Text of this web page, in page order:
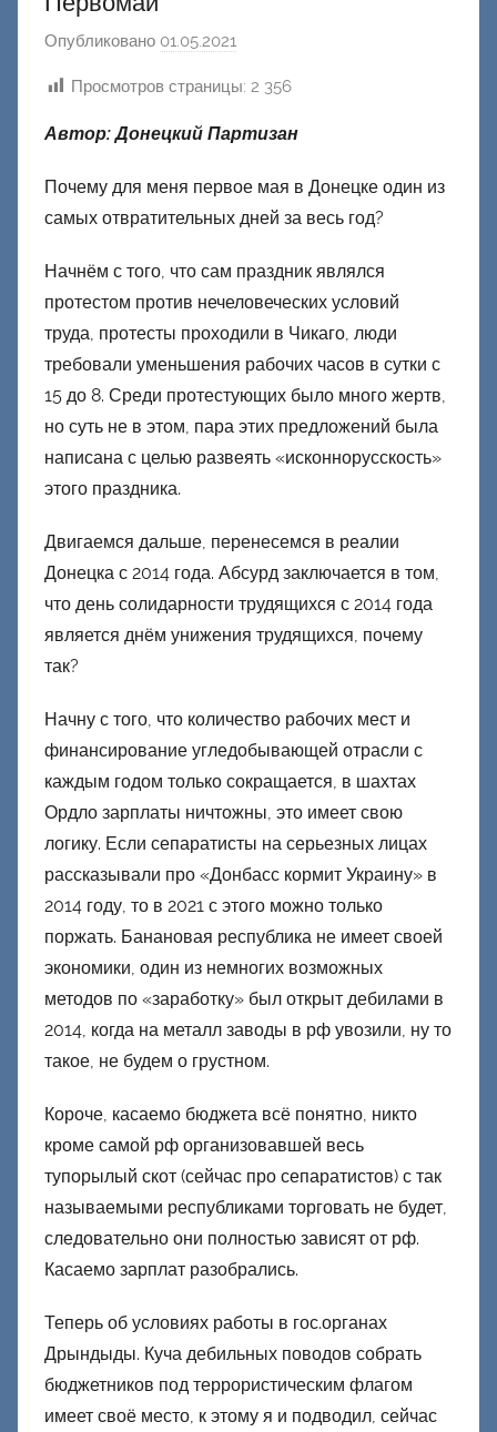
Опубликовано 01.05.2021
т
о
о
м
а
ш
и
к
Д
Просмотров страницы: 2 356
Автор: Донецкий Партизан
Почему для меня первое мая в Донецке один из
самых отвратительных дней за весь год?
Начнём с того, что сам праздник являлся
протестом против нечеловеческих условий
труда, протесты проходили в Чикаго, люди
требовали уменьшения рабочих часов в сутки с
15 до 8. Среди протестующих было много жертв,
но суть не в этом, пара этих предложений была
написана с целью развеять «исконнорусскость»
этого праздника.
Двигаемся дальше, перенесемся в реалии
Донецка с 2014 года. Абсурд заключается в том,
что день солидарности трудящихся с 2014 года
является днём унижения трудящихся, почему
так?
Начну с того, что количество рабочих мест и
финансирование угледобывающей отрасли с
каждым годом только сокращается, в шахтах
Ордло зарплаты ничтожны, это имеет свою
логику. Если сепаратисты на серьезных лицах
рассказывали про «Донбасс кормит Украину» в
2014 году, то в 2021 с этого можно только
поржать. Банановая республика не имеет своей
экономики, один из немногих возможных
методов по «заработку» был открыт дебилами в
2014, когда на металл заводы в рф увозили, ну то
такое, не будем о грустном.
Короче, касаемо бюджета всё понятно, никто
кроме самой рф организовавшей весь
тупорылый скот (сейчас про сепаратистов) с так
называемыми республиками торговать не будет,
следовательно они полностью зависят от рф.
Касаемо зарплат разобрались.
Теперь об условиях работы в гос.органах
Дрындыды. Куча дебильных поводов собрать
бюджетников под террористическим флагом
имеет своё место, к этому я и подводил, сейчас